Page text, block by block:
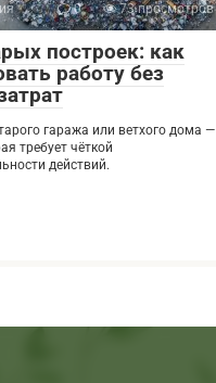
0 73 просмотров
построек: как
работу без
гаража или ветхого дома —
требует чёткой
действий.